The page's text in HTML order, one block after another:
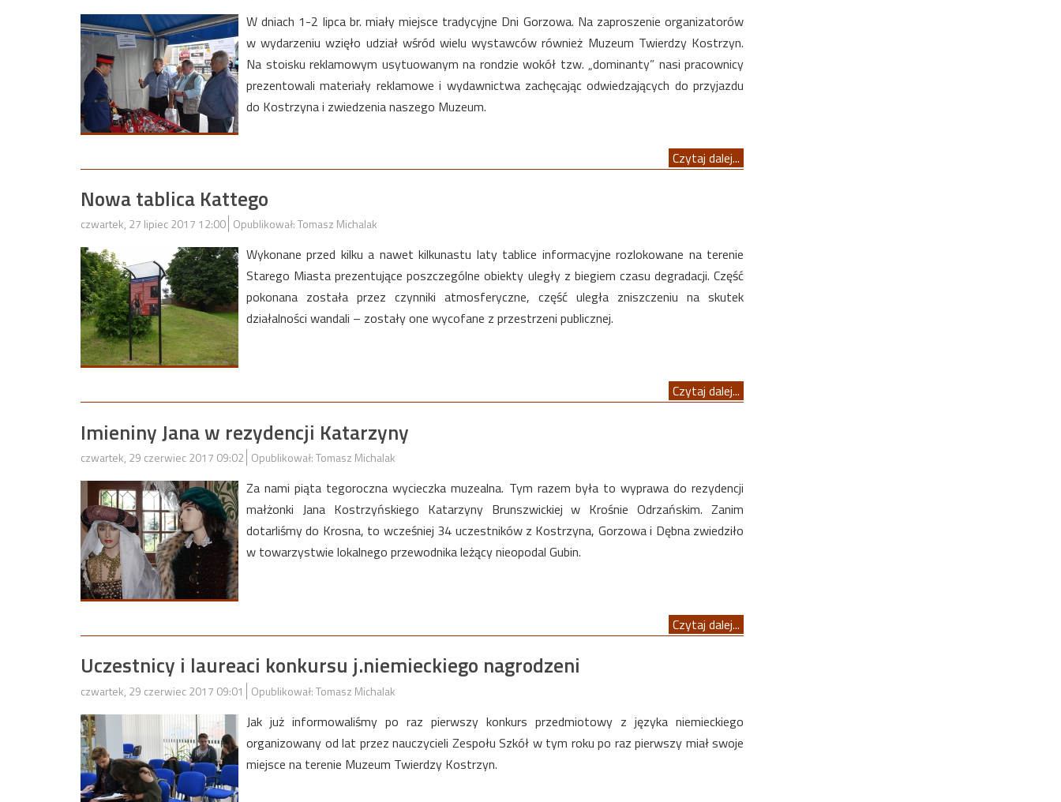
W dniach 1-2 lipca br. miały miejsce tradycyjne Dni Gorzowa. Na zaproszenie organizatorów
w wydarzeniu wzięło udział wśród wielu wystawców również Muzeum Twierdzy Kostrzyn.
Na stoisku reklamowym usytuowanym na rondzie wokół tzw. „dominanty” nasi pracownicy
prezentowali materiały reklamowe i wydawnictwa zachęcając odwiedzających do przyjazdu
do Kostrzyna i zwiedzenia naszego Muzeum.
Czytaj dalej...
Nowa tablica Kattego
czwartek, 27 lipiec 2017 12:00 Opublikował: Tomasz Michalak
Wykonane przed kilku a nawet kilkunastu laty tablice informacyjne rozlokowane na terenie
Starego Miasta prezentujące poszczególne obiekty uległy z biegiem czasu degradacji. Część
pokonana została przez czynniki atmosferyczne, część uległa zniszczeniu na skutek
działalności wandali – zostały one wycofane z przestrzeni publicznej.
Czytaj dalej...
Imieniny Jana w rezydencji Katarzyny
czwartek, 29 czerwiec 2017 09:02 Opublikował: Tomasz Michalak
Za nami piąta tegoroczna wycieczka muzealna. Tym razem była to wyprawa do rezydencji
małżonki Jana Kostrzyńskiego Katarzyny Brunszwickiej w Krośnie Odrzańskim. Zanim
dotarliśmy do Krosna, to wcześniej 34 uczestników z Kostrzyna, Gorzowa i Dębna zwiedziło
w towarzystwie lokalnego przewodnika leżący nieopodal Gubin.
Czytaj dalej...
Uczestnicy i laureaci konkursu j.niemieckiego nagrodzeni
czwartek, 29 czerwiec 2017 09:01 Opublikował: Tomasz Michalak
Jak już informowaliśmy po raz pierwszy konkurs przedmiotowy z języka niemieckiego
organizowany od lat przez nauczycieli Zespołu Szkół w tym roku po raz pierwszy miał swoje
miejsce na terenie Muzeum Twierdzy Kostrzyn.